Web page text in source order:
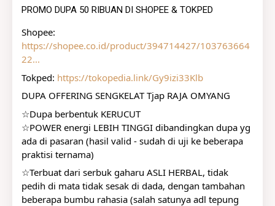
PROMO DUPA 50 RIBUAN DI SHOPEE & TOKPED
https://shopee.co.id/product/394714427/103763664
22...
Tokped: https://tokopedia.link/Gy9izi33Klb
DUPA OFFERING SENGKELAT Tjap RAJA OMYANG
☆Dupa berbentuk KERUCUT
☆POWER energi LEBIH TINGGI dibandingkan dupa yg
ada di pasaran (hasil valid - sudah di uji ke beberapa
praktisi ternama)
☆Terbuat dari serbuk gaharu ASLI HERBAL, tidak
pedih di mata tidak sesak di dada, dengan tambahan
beberapa bumbu rahasia (salah satunya adl tepung